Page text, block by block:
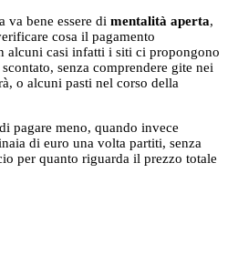
va bene essere di mentalità aperta,
cosa il pagamento
alcuni casi infatti i siti ci propongono
senza comprendere gite nei
o alcuni pasti nel corso della
pagare meno, quando invece
di euro una volta partiti, senza
per quanto riguarda il prezzo totale